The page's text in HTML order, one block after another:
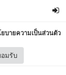
บายความเป็นส่วนตัว
มรับ